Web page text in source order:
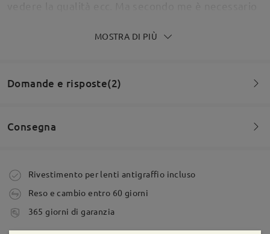
e puo dare fastdio.
byFabio Laporta
Leggi tutte le
recensioni
Scrivi una recensione
MOSTRA DI PIÙ
Domande e risposte(2)
la montatura con le lenti graduate da vista
da Alfonso su Mar 3 , 2026
Consegna
Ordine effettuato
tempi di spedizione
Rivestimento per lenti antigraffio incluso
Reso e cambio entro 60 giorni
365 giorni di garanzia